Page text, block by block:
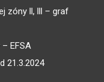
zóny ll, lll – graf
EFSA
21.3.2024